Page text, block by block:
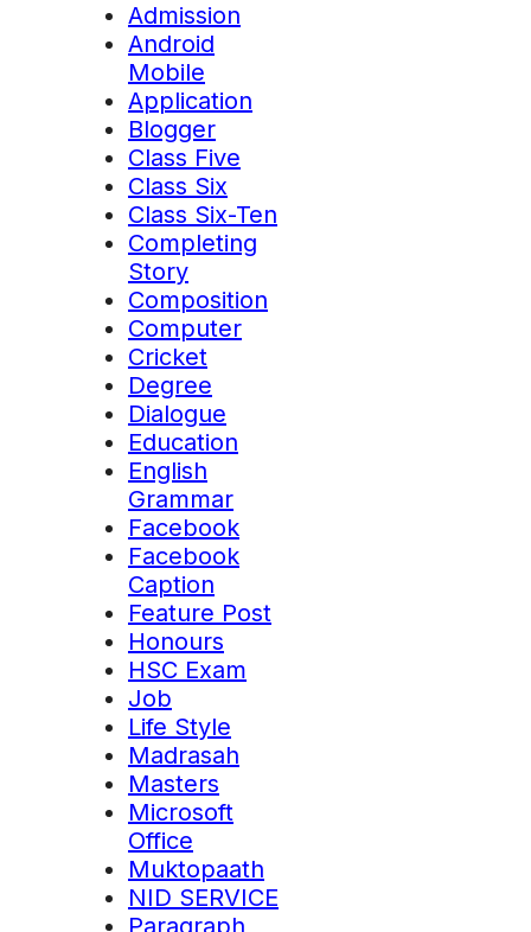
Admission
Android
Mobile
Application
Blogger
Class Five
Class Six
Class Six-Ten
Completing
Story
Composition
Computer
Cricket
Degree
Dialogue
Education
English
Grammar
Facebook
Facebook
Caption
Feature Post
Honours
HSC Exam
Job
Life Style
Madrasah
Masters
Microsoft
Office
Muktopaath
NID SERVICE